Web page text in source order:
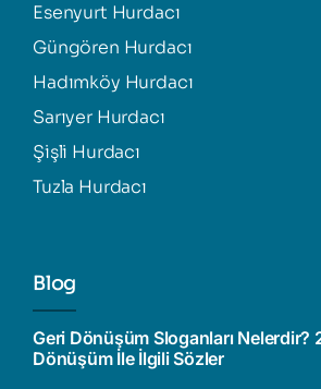
Esenyurt Hurdacı
Güngören Hurdacı
Hadımköy Hurdacı
Sarıyer Hurdacı
Şişli Hurdacı
Tuzla Hurdacı
Blog
Geri Dönüşüm Sloganları Nelerdir?
Dönüşüm İle İlgili Sözler